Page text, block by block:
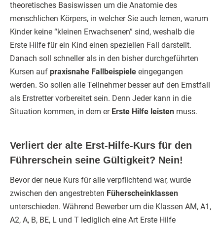
theoretisches Basiswissen um die Anatomie des
menschlichen Körpers, in welcher Sie auch lernen, warum
Kinder keine “kleinen Erwachsenen” sind, weshalb die
Erste Hilfe für ein Kind einen speziellen Fall darstellt.
Danach soll schneller als in den bisher durchgeführten
Kursen auf praxisnahe Fallbeispiele eingegangen
werden. So sollen alle Teilnehmer besser auf den Ernstfall
als Erstretter vorbereitet sein. Denn Jeder kann in die
Situation kommen, in dem er Erste Hilfe leisten muss.
Verliert der alte Erst-Hilfe-Kurs für den
Führerschein seine Gültigkeit? Nein!
Bevor der neue Kurs für alle verpflichtend war, wurde
zwischen den angestrebten Füherscheinklassen
unterschieden. Während Bewerber um die Klassen AM, A1,
A2, A, B, BE, L und T lediglich eine Art Erste Hilfe